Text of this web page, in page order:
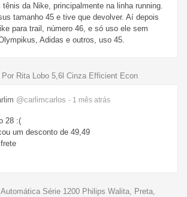
da Nike, principalmente na linha running.
tamanho 45 e tive que devolver. Aí depois
para trail, número 46, e só uso ele sem
Adidas e outros, uso 45.
Rita Lobo 5,6l Cinza Efficient Econ
@carlimcarlos - 1 mês atrás
28 :(
um desconto de 49,49
Série 1200 Philips Walita, Preta,